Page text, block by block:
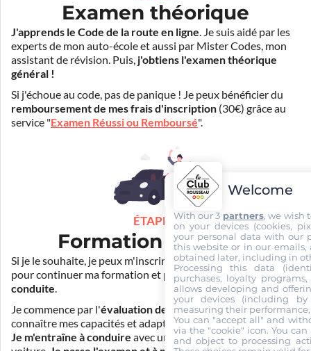
Examen théorique
J'apprends le Code de la route en ligne. Je suis aidé par les
experts de mon auto-école et aussi par Mister Codes, mon
assistant de révision. Puis, j'obtiens l'examen théorique
général !
Si j'échoue au code, pas de panique ! Je peux bénéficier du
remboursement de mes frais d'inscription (30€) grâce au
service "Examen Réussi ou Remboursé".
ÉTAPE 3
Formation pratique
Si je le souhaite, je peux m'inscrire auprès de mon auto-école
pour continuer ma formation et prendre des cours de
conduite.
Je commence par l'évaluation de départpour mieux
connaître mes capacités et adapter la durée de ma formation.
Je m'entraîne à conduire avec un simulateur et/ou en
Welcome
With our 3 partners, we wish
on your devices (cookies,
your personal data with our
this website or in our emails,
obtained later, including in
Processing this data
purchases, loyalty
allows developing and
your devices (including
measuring their
You can "accept all" and
via the "cookie" icon. You
and object to processing